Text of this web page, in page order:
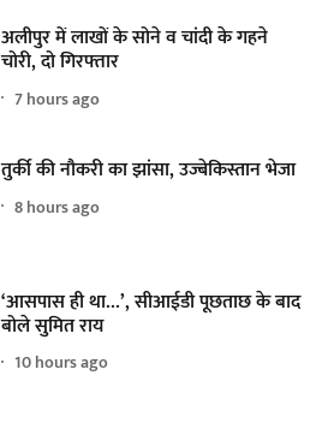
अलीपुर में लाखों के सोने व चांदी के गहने
चोरी, दो गिरफ्तार
7 hours ago
तुर्की की नौकरी का झांसा, उज्बेकिस्तान भेजा
8 hours ago
‘आसपास ही था...’, सीआईडी पूछताछ के बाद
बोले सुमित राय
10 hours ago